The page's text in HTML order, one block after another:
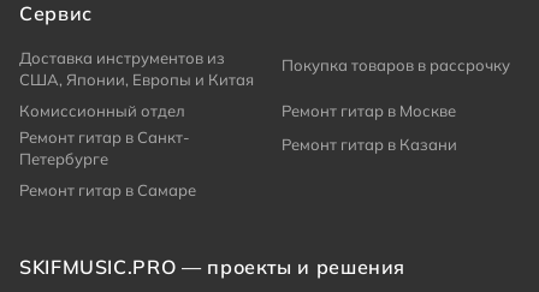
Сервис
Доставка инструментов из
США, Японии, Европы и Китая
Покупка товаров в рассрочку
Комиссионный отдел
Ремонт гитар в Москве
Ремонт гитар в Санкт-
Петербурге
Ремонт гитар в Казани
Ремонт гитар в Самаре
SKIFMUSIC.PRO — проекты и решения